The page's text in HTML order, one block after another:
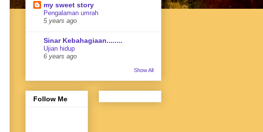
my sweet story
Pengalaman umrah
5 years ago
Sinar Kebahagiaan........
Ujian hidup
6 years ago
Show All
Follow Me